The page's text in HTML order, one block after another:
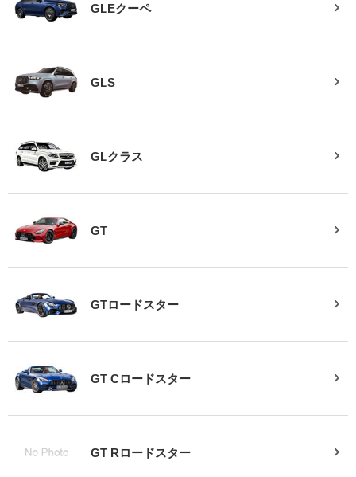
GLEクーペ
GLS
GLクラス
GT
GTロードスター
GT Cロードスター
GT Rロードスター